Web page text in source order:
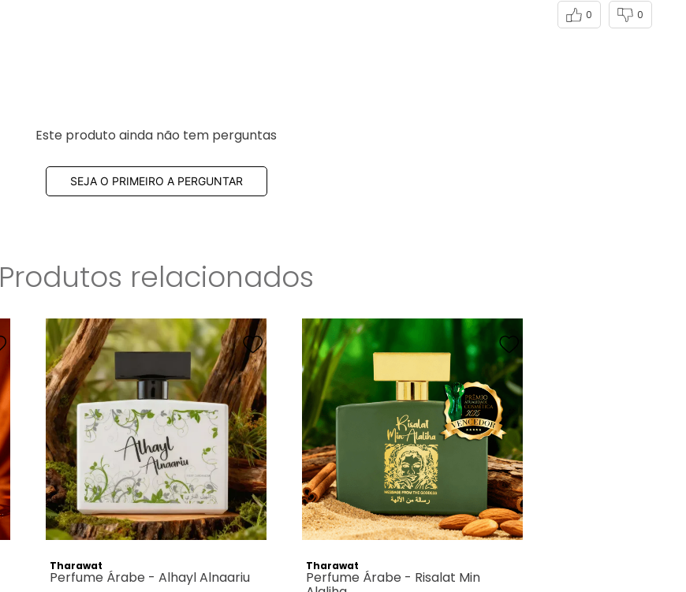
0
0
Este produto ainda não tem perguntas
SEJA O PRIMEIRO A PERGUNTAR
Produtos relacionados
Tharawat
Perfume Árabe - Alhayl Alnaariu
Tharawat
Perfume Árabe - Risalat Min